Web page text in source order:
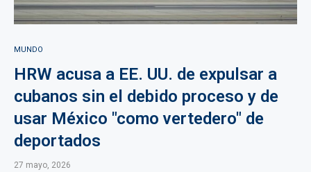
MUNDO
HRW acusa a EE. UU. de expulsar a
cubanos sin el debido proceso y de
usar México "como vertedero" de
deportados
27 mayo, 2026